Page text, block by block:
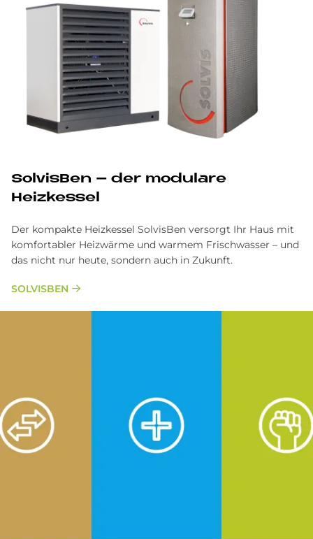
SolvisBen – der modulare
Heizkessel
Der kompakte Heizkessel SolvisBen versorgt Ihr Haus mit
komfortabler Heizwärme und warmem Frischwasser – und
das nicht nur heute, sondern auch in Zukunft.
SOLVISBEN